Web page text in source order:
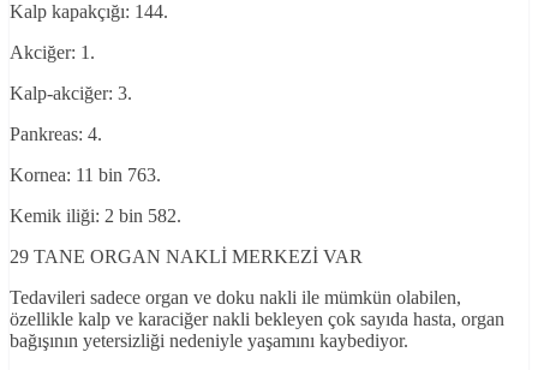
Kalp kapakçığı: 144.
Akciğer: 1.
Kalp-akciğer: 3.
Pankreas: 4.
Kornea: 11 bin 763.
Kemik iliği: 2 bin 582.
29 TANE ORGAN NAKLİ MERKEZİ VAR
Tedavileri sadece organ ve doku nakli ile mümkün olabilen,
özellikle kalp ve karaciğer nakli bekleyen çok sayıda hasta, organ
bağışının yetersizliği nedeniyle yaşamını kaybediyor.